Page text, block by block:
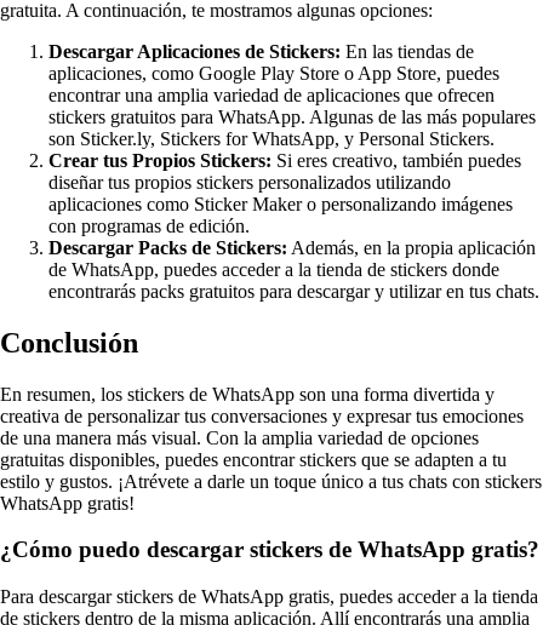
gratuita. A continuación, te mostramos algunas opciones:
Descargar Aplicaciones de Stickers: En las tiendas de
aplicaciones, como Google Play Store o App Store, puedes
encontrar una amplia variedad de aplicaciones que ofrecen
stickers gratuitos para WhatsApp. Algunas de las más populares
son Sticker.ly, Stickers for WhatsApp, y Personal Stickers.
Crear tus Propios Stickers: Si eres creativo, también puedes
diseñar tus propios stickers personalizados utilizando
aplicaciones como Sticker Maker o personalizando imágenes
con programas de edición.
Descargar Packs de Stickers: Además, en la propia aplicación
de WhatsApp, puedes acceder a la tienda de stickers donde
encontrarás packs gratuitos para descargar y utilizar en tus chats.
Conclusión
En resumen, los stickers de WhatsApp son una forma divertida y
creativa de personalizar tus conversaciones y expresar tus emociones
de una manera más visual. Con la amplia variedad de opciones
gratuitas disponibles, puedes encontrar stickers que se adapten a tu
estilo y gustos. ¡Atrévete a darle un toque único a tus chats con stickers
WhatsApp gratis!
¿Cómo puedo descargar stickers de WhatsApp gratis?
Para descargar stickers de WhatsApp gratis, puedes acceder a la tienda
de stickers dentro de la misma aplicación. Allí encontrarás una amplia